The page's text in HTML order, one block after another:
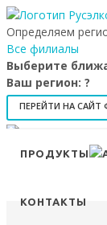
Определяем
Все филиалы
Выберите
Ваш регион: ?
ПЕРЕЙТИ НА САЙТ
8 (800) 707-15-56
ПРОДУКТЫ
КОНТАКТЫ